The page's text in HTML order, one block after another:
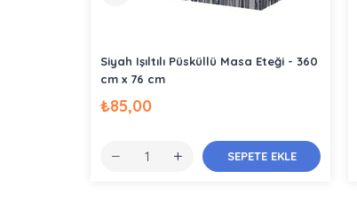
Siyah Işıltılı Püsküllü Masa Eteği - 360
cm x 76 cm
₺85,00
SEPETE EKLE